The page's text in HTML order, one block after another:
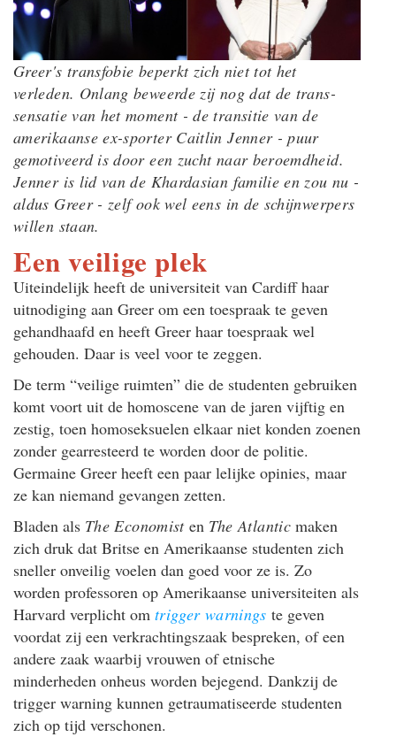
Greer's transfobie beperkt zich niet tot het
verleden. Onlang beweerde zij nog dat de trans-
sensatie van het moment - de transitie van de
amerikaanse ex-sporter Caitlin Jenner - puur
gemotiveerd is door een zucht naar beroemdheid.
Jenner is lid van de Khardasian familie en zou nu -
aldus Greer - zelf ook wel eens in de schijnwerpers
willen staan.
Een veilige plek
Uiteindelijk heeft de universiteit van Cardiff haar
uitnodiging aan Greer om een toespraak te geven
gehandhaafd en heeft Greer haar toespraak wel
gehouden. Daar is veel voor te zeggen.
De term “veilige ruimten” die de studenten gebruiken
komt voort uit de homoscene van de jaren vijftig en
zestig, toen homoseksuelen elkaar niet konden zoenen
zonder gearresteerd te worden door de politie.
Germaine Greer heeft een paar lelijke opinies, maar
ze kan niemand gevangen zetten.
Bladen als The Economisten The Atlantic maken
zich druk dat Britse en Amerikaanse studenten zich
sneller onveilig voelen dan goed voor ze is. Zo
worden professoren op Amerikaanse universiteiten als
Harvard verplicht om trigger warnings te geven
voordat zij een verkrachtingszaak bespreken, of een
andere zaak waarbij vrouwen of etnische
minderheden onheus worden bejegend. Dankzij de
trigger warning kunnen getraumatiseerde studenten
zich op tijd verschonen.